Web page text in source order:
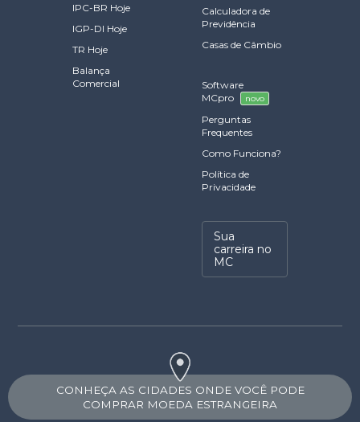
IPC-BR Hoje
IGP-DI Hoje
TR Hoje
Balança
Comercial
Calculadora de
Previdência
Casas de Câmbio
Software
MCpro
novo
Perguntas
Frequentes
Como Funciona?
Política de
Privacidade
Sua
carreira no
MC
CONHEÇA AS CIDADES ONDE VOCÊ PODE
COMPRAR MOEDA ESTRANGEIRA